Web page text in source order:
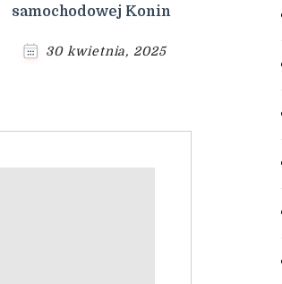
samochodowej Konin
30 kwietnia, 2025